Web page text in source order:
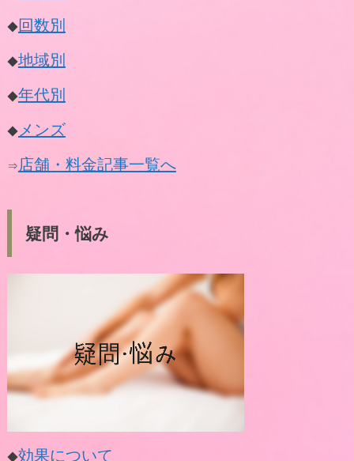
◆回数別
◆地域別
◆年代別
◆メンズ
⇒ 店舗・料金記事一覧へ
疑問・悩み
◆効果について